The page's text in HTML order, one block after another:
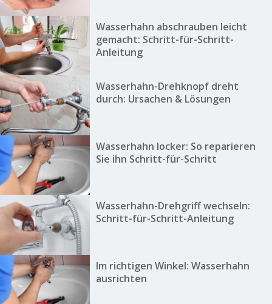
Wasserhahn abschrauben leicht
gemacht: Schritt-für-Schritt-
Anleitung
Wasserhahn-Drehknopf dreht
durch: Ursachen & Lösungen
Wasserhahn locker: So reparieren
Sie ihn Schritt-für-Schritt
Wasserhahn-Drehgriff wechseln:
Schritt-für-Schritt-Anleitung
Im richtigen Winkel: Wasserhahn
ausrichten